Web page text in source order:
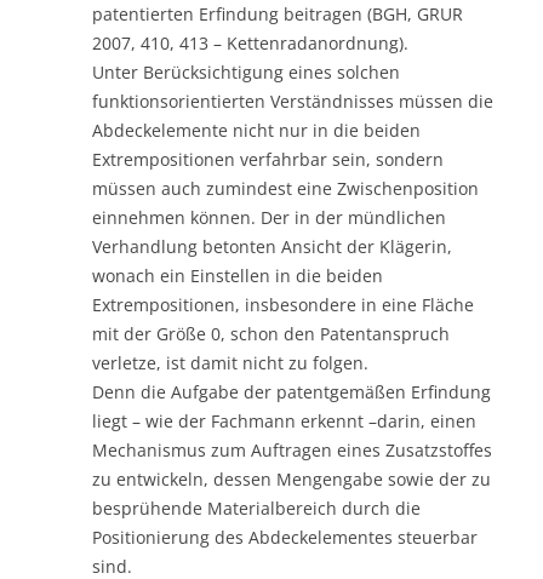
patentierten Erfindung beitragen (BGH, GRUR
2007, 410, 413 – Kettenradanordnung).
Unter Berücksichtigung eines solchen
funktionsorientierten Verständnisses müssen die
Abdeckelemente nicht nur in die beiden
Extrempositionen verfahrbar sein, sondern
müssen auch zumindest eine Zwischenposition
einnehmen können. Der in der mündlichen
Verhandlung betonten Ansicht der Klägerin,
wonach ein Einstellen in die beiden
Extrempositionen, insbesondere in eine Fläche
mit der Größe 0, schon den Patentanspruch
verletze, ist damit nicht zu folgen.
Denn die Aufgabe der patentgemäßen Erfindung
liegt – wie der Fachmann erkennt –darin, einen
Mechanismus zum Auftragen eines Zusatzstoffes
zu entwickeln, dessen Mengengabe sowie der zu
besprühende Materialbereich durch die
Positionierung des Abdeckelementes steuerbar
sind.